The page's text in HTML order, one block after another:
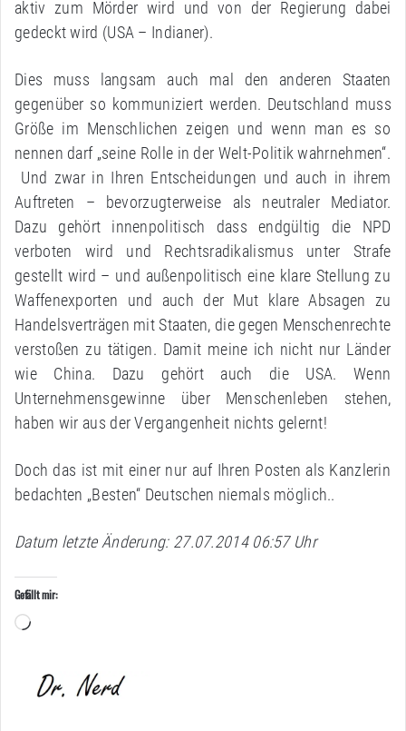
aktiv zum Mörder wird und von der Regierung dabei
gedeckt wird (USA – Indianer).
Dies muss langsam auch mal den anderen Staaten
gegenüber so kommuniziert werden. Deutschland muss
Größe im Menschlichen zeigen und wenn man es so
nennen darf „seine Rolle in der Welt-Politik wahrnehmen“.
Und zwar in Ihren Entscheidungen und auch in ihrem
Auftreten – bevorzugterweise als neutraler Mediator.
Dazu gehört innenpolitisch dass endgültig die NPD
verboten wird und Rechtsradikalismus unter Strafe
gestellt wird – und außenpolitisch eine klare Stellung zu
Waffenexporten und auch der Mut klare Absagen zu
Handelsverträgen mit Staaten, die gegen Menschenrechte
verstoßen zu tätigen. Damit meine ich nicht nur Länder
wie China. Dazu gehört auch die USA. Wenn
Unternehmensgewinne über Menschenleben stehen,
haben wir aus der Vergangenheit nichts gelernt!
Doch das ist mit einer nur auf Ihren Posten als Kanzlerin
bedachten „Besten“ Deutschen niemals möglich..
Datum letzte Änderung: 27.07.2014 06:57 Uhr
Gefällt mir:
Wird